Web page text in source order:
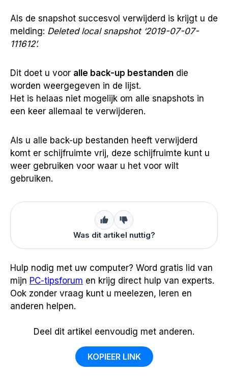
Als de snapshot succesvol verwijderd is krijgt u de
melding: Deleted local snapshot ‘2019-07-07-
111612’.
Dit doet u voor alle back-up bestanden die
worden weergegeven in de lijst.
Het is helaas niet mogelijk om alle snapshots in
een keer allemaal te verwijderen.
Als u alle back-up bestanden heeft verwijderd
komt er schijfruimte vrij, deze schijfruimte kunt u
weer gebruiken voor waar u het voor wilt
gebruiken.
Was dit artikel nuttig?
Hulp nodig met uw computer? Word gratis lid van
mijn PC-tipsforum en krijg direct hulp van experts.
Ook zonder vraag kunt u meelezen, leren en
anderen helpen.
Deel dit artikel eenvoudig met anderen.
KOPIEER LINK